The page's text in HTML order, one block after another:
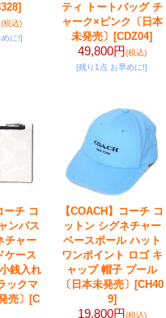
(税込)
に!]
ティ トートバッグ チ
ャーク×ピンク〔日本
未発売〕 [CDZ04]
49,800円(税込)
[残り1点 お早めに!]
ーチ コ
ンバス
チャー
ケース
銭入れ
ックマ
売〕
[C
【COACH】コーチ コ
ットン シグネチャー
ベースボール ハット
ワンポイント ロゴ キ
ャップ 帽子 プール
〔日本未発売〕 [CH40
9]
19,800円(税込)